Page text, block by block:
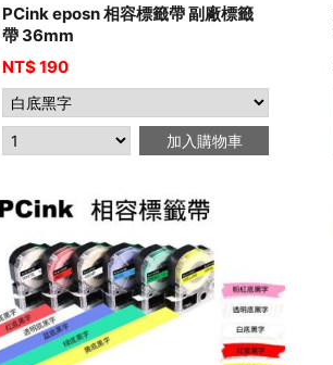
PCink eposn 相容標籤帶 副廠標籤
帶 36mm
NT$190
加入購物車